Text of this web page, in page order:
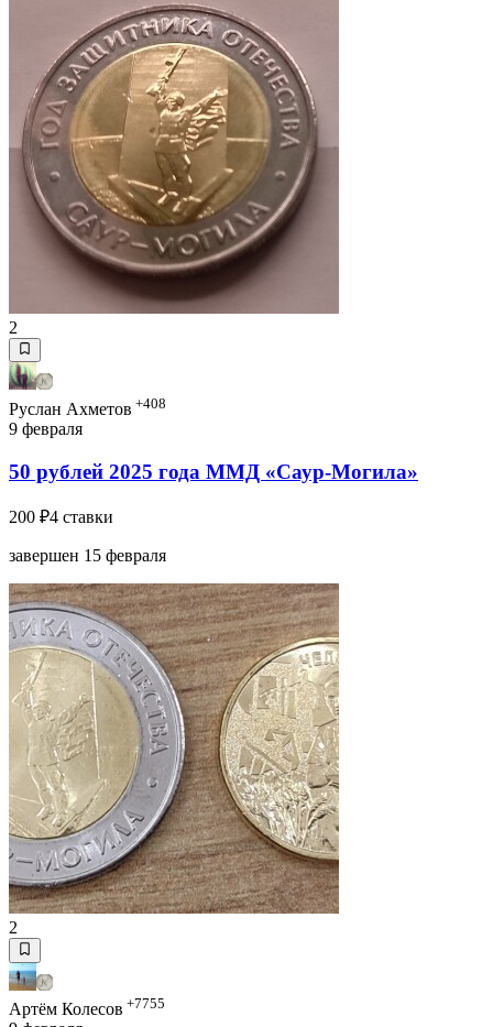
2
Руслан Ахметов +408
9 февраля
50 рублей 2025 года ММД «Саур-Могила»
200 ₽4 ставки
завершен 15 февраля
2
Артём Колесов +7755